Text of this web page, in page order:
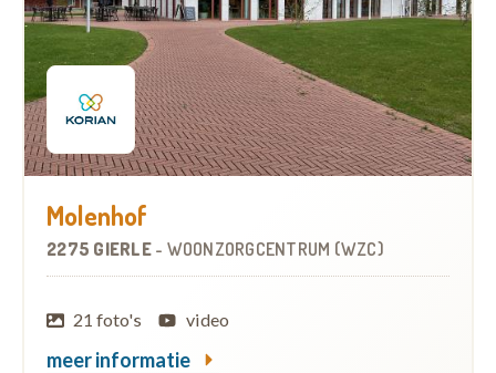
Molenhof
2275 GIERLE - WOONZORGCENTRUM (WZC)
21 foto's video
meer informatie